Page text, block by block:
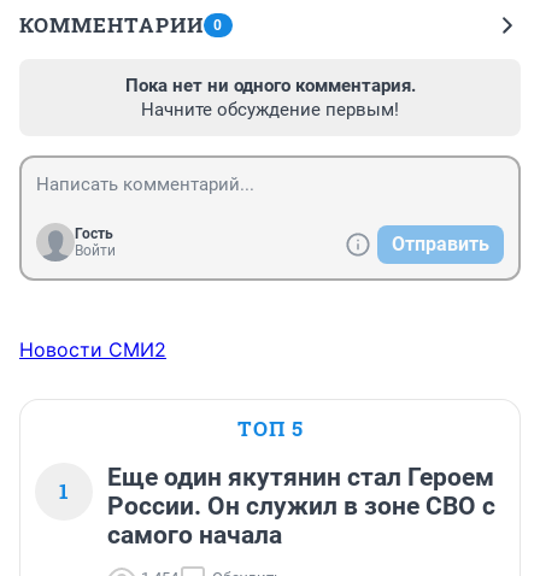
КОММЕНТАРИИ 0
Пока нет ни одного комментария.
Начните обсуждение первым!
Гость
Войти
Отправить
Новости СМИ2
ТОП 5
1
Еще один якутянин стал Героем
России. Он служил в зоне СВО с
самого начала